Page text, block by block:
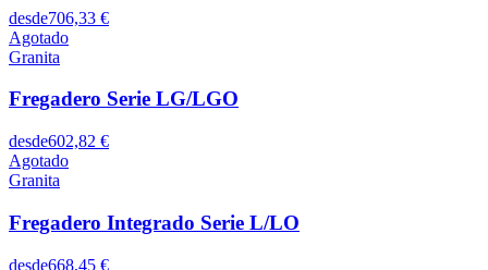
desde706,33 €
Agotado
Granita
Fregadero Serie LG/LGO
desde602,82 €
Agotado
Granita
Fregadero Integrado Serie L/LO
desde668,45 €